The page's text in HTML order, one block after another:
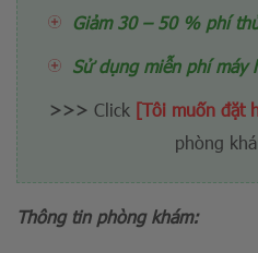
Giảm 30 – 50 % phí
Sử dụng miễn phí máy
>>> Click [Tôi muốn đặt
phòng
Thông tin phòng khám: